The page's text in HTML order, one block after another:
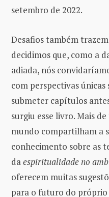
setembro de 2022.
Desafios também
decidimos que, como a
adiada, nós
com perspectivas
submeter capítulos
surgiu esse livro. Mais
mundo compartilham a
conhecimento sobre as
daespiritualidade no
oferecem muitas
para o futuro do próprio